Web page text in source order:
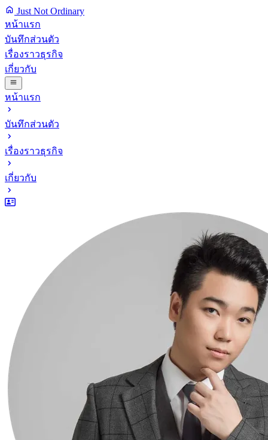
Just Not Ordinary
หน้าแรก
บันทึกส่วนตัว
เรื่องราวธุรกิจ
เกี่ยวกับ
หน้าแรก
บันทึกส่วนตัว
เรื่องราวธุรกิจ
เกี่ยวกับ